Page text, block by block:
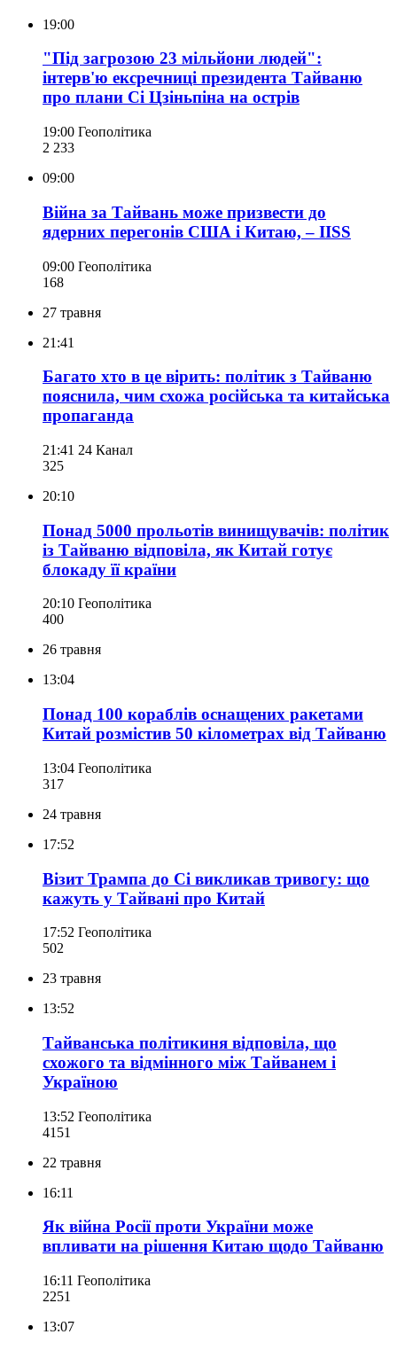
19:00
"Під загрозою 23 мільйони людей":
інтерв'ю ексречниці президента Тайваню
про плани Сі Цзіньпіна на острів
19:00 Геополітика
2 233
09:00
Війна за Тайвань може призвести до
ядерних перегонів США і Китаю, – IISS
09:00 Геополітика
168
27 травня
21:41
Багато хто в це вірить: політик з Тайваню
пояснила, чим схожа російська та китайська
пропаганда
21:41 24 Канал
325
20:10
Понад 5000 прольотів винищувачів: політик
із Тайваню відповіла, як Китай готує
блокаду її країни
20:10 Геополітика
400
26 травня
13:04
Понад 100 кораблів оснащених ракетами
Китай розмістив 50 кілометрах від Тайваню
13:04 Геополітика
317
24 травня
17:52
Візит Трампа до Сі викликав тривогу: що
кажуть у Тайвані про Китай
17:52 Геополітика
502
23 травня
13:52
Тайванська політикиня відповіла, що
схожого та відмінного між Тайванем і
Україною
13:52 Геополітика
4151
22 травня
16:11
Як війна Росії проти України може
впливати на рішення Китаю щодо Тайваню
16:11 Геополітика
2251
13:07